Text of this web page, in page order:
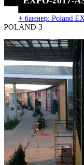
+ баннер: Poland
POLAND-3